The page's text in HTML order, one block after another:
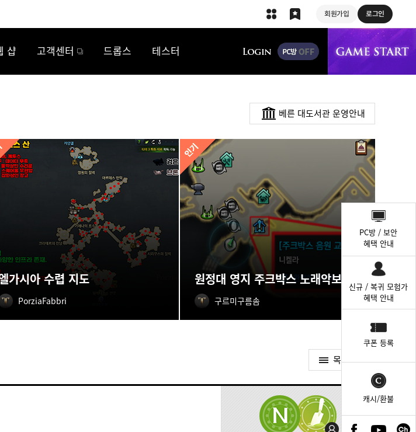
회원가입 로그인
샵 고객센터 드롭스 테스터
베른 대도서관 운영안내
가시아 수렵 지도
PorziaFabbri
원정대 영지 주크박스 노래악보 획득처
구르미구름솜
목록가기
PC방 / 보안
혜택 안내
신규 / 복귀 모험가
혜택 안내
쿠폰 등록
캐시/환불